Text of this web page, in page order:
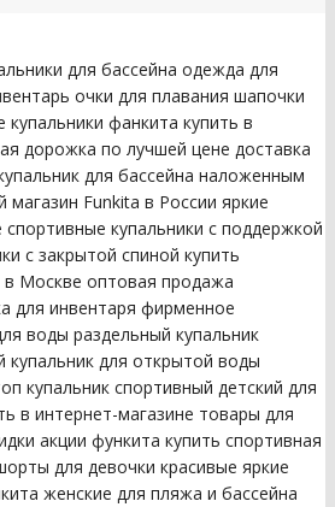
для бассейна одежда для
очки для плавания шапочки
фанкита купить в
дорожка по лучшей цене доставка
для бассейна наложенным
Funkita в России яркие
купальники с поддержкой
с закрытой спиной купить
Москве оптовая продажа
для инвентаря фирменное
воды раздельный купальник
купальник для открытой воды
купальник спортивный детский для
в интернет-магазине товары для
акции функита купить спортивная
для девочки красивые яркие
женские для пляжа и бассейна